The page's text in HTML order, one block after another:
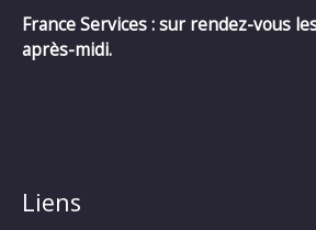
France Services : sur rendez-vous
après-midi.
Liens